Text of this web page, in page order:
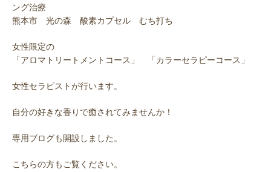
ング治療
熊本市 光の森 酸素カプセル むち打ち
女性限定の
「アロマトリートメントコース」 「カラーセラピーコース」
女性セラピストが行います。
自分の好きな香りで癒されてみませんか！
専用ブログも開設しました。
こちらの方もご覧ください。